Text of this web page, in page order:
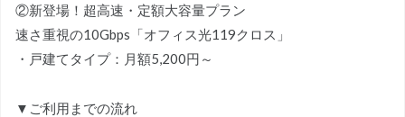
②新登場！超高速・定額大容量プラン
速さ重視の10Gbps「オフィス光119クロス」
・戸建てタイプ：月額5,200円～
▼ご利用までの流れ